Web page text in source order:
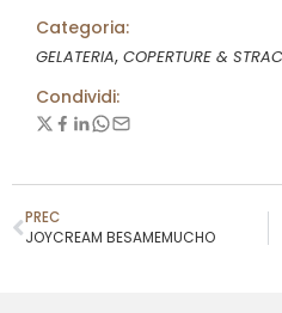
Categoria:
GELATERIA, COPERTURE &
Condividi:
PREC
JOYCREAM BESAMEMUCHO